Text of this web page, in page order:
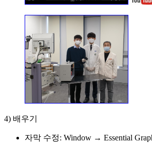
4) 배우기
자막 수정: Window → Essential